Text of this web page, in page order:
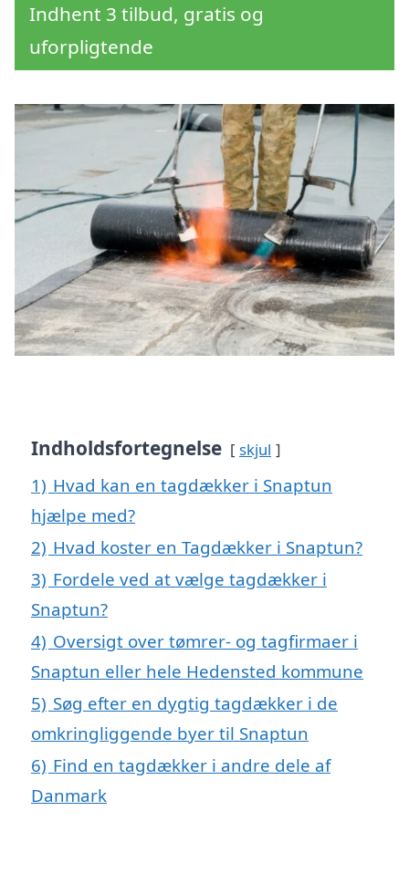
Indhent 3 tilbud, gratis og
uforpligtende
Indholdsfortegnelse skjul
1) Hvad kan en tagdækker i Snaptun
hjælpe med?
2) Hvad koster en Tagdækker i Snaptun?
3) Fordele ved at vælge tagdækker i
Snaptun?
4) Oversigt over tømrer- og tagfirmaer i
Snaptun eller hele Hedensted kommune
5) Søg efter en dygtig tagdækker i de
omkringliggende byer til Snaptun
6) Find en tagdækker i andre dele af
Danmark